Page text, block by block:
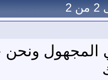
2من2
المجهول ونحن